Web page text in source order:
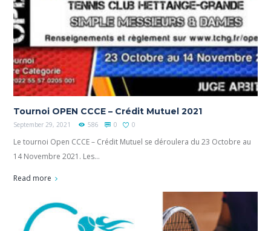
Tournoi OPEN CCCE – Crédit Mutuel 2021
September 29, 2021 586 0 0
Le tournoi Open CCCE – Crédit Mutuel se déroulera du 23 Octobre au
14 Novembre 2021. Les...
Read more